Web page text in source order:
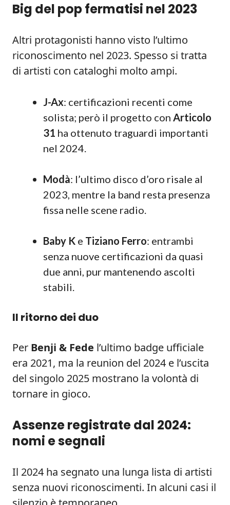
Big del pop fermatisi nel 2023
Altri protagonisti hanno visto l’ultimo
riconoscimento nel 2023. Spesso si tratta
di artisti con cataloghi molto ampi.
J-Ax: certificazioni recenti come
solista; però il progetto con Articolo
31 ha ottenuto traguardi importanti
nel 2024.
Modà: l’ultimo disco d’oro risale al
2023, mentre la band resta presenza
fissa nelle scene radio.
Baby K e Tiziano Ferro: entrambi
senza nuove certificazioni da quasi
due anni, pur mantenendo ascolti
stabili.
Il ritorno dei duo
Per Benji & Fede l’ultimo badge ufficiale
era 2021, ma la reunion del 2024 e l’uscita
del singolo 2025 mostrano la volontà di
tornare in gioco.
Assenze registrate dal 2024:
nomi e segnali
Il 2024 ha segnato una lunga lista di artisti
senza nuovi riconoscimenti. In alcuni casi il